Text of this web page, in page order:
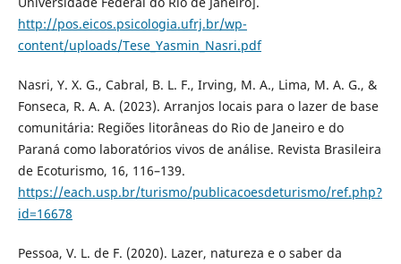
http://pos.eicos.psicologia.ufrj.br/wp-
content/uploads/Tese_Yasmin_Nasri.pdf
Nasri, Y. X. G., Cabral, B. L. F., Irving, M. A., Lima, M. A. G., &
Fonseca, R. A. A. (2023). Arranjos locais para o lazer de base
comunitária: Regiões litorâneas do Rio de Janeiro e do
Paraná como laboratórios vivos de análise. Revista Brasileira
de Ecoturismo, 16, 116–139.
https://each.usp.br/turismo/publicacoesdeturismo/ref.php?
id=16678
Pessoa, V. L. de F. (2020). Lazer, natureza e o saber da